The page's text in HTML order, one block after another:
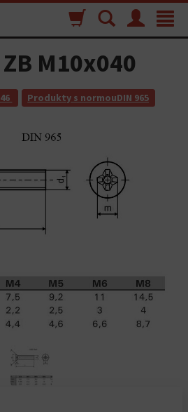
Toggle
Menu
Vyhľadávanie
Nákupný
košík
M10x040
Produkty s normouDIN 965